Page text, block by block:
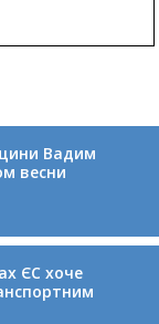
Вадим
весни
ЄС хоче